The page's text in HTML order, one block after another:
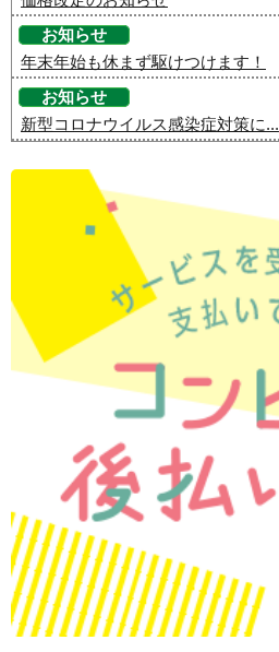
お知らせ
年末年始も休まず駆けつけます！
お知らせ
新型コロナウイルス感染症対策に...